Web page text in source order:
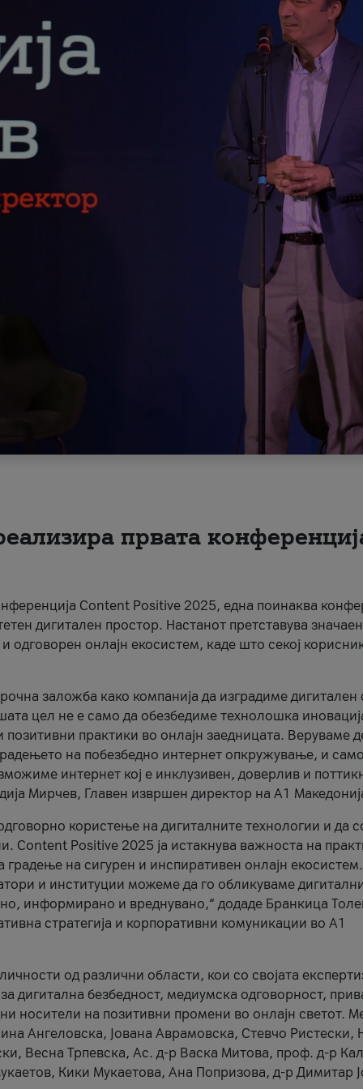
првата
Content Positive 2025, една поинаква
дигитален простор. Настанот претставува
одговорен онлајн екосистем, каде што секој
заложба како компанија да изградиме дигитален
цел не е само да обезбедиме технолошка
практики во онлајн заедницата. Веруваме
на побезбедно интернет опкружување, и
интернет кој е инклузивен, доверлив и
Мирчев, Главен извршен директор на А1
користење на дигиталните технологии и да
Content Positive 2025 ја истакнува важноста на
на сигурен и инспиративен онлајн екосистем.
и институции можеме да го обликуваме
информирано и вреднувано,“ додаде Бранкица
стратегија и корпоративни комуникации во А1
од различни области, кои со својата
дигитална безбедност, медиумска одговорност,
носители на позитивни промени во онлајн светот.
Ангеловска, Јована Аврамовска, Стевчо Ристески,
Весна Трпевска, Ас. д-р Васка Митова, проф. д-р
Кики Мукаетова, Ана Попризова, д-р Димитар